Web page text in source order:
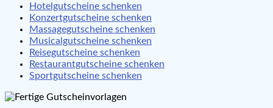
Hotelgutscheine schenken
Konzertgutscheine schenken
Massagegutscheine schenken
Musicalgutscheine schenken
Reisegutscheine schenken
Restaurantgutscheine schenken
Sportgutscheine schenken